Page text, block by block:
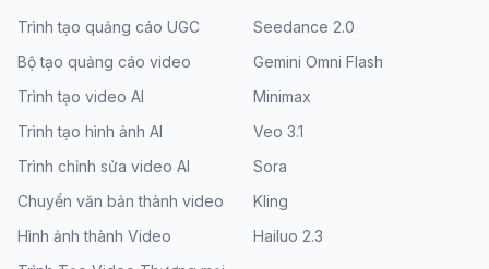
Trình tạo quảng cáo UGC
Bộ tạo quảng cáo video
Trình tạo video AI
Trình tạo hình ảnh AI
Trình chỉnh sửa video AI
Chuyển văn bản thành video
Hình ảnh thành Video
Seedance 2.0
Gemini Omni Flash
Minimax
Veo 3.1
Sora
Kling
Hailuo 2.3